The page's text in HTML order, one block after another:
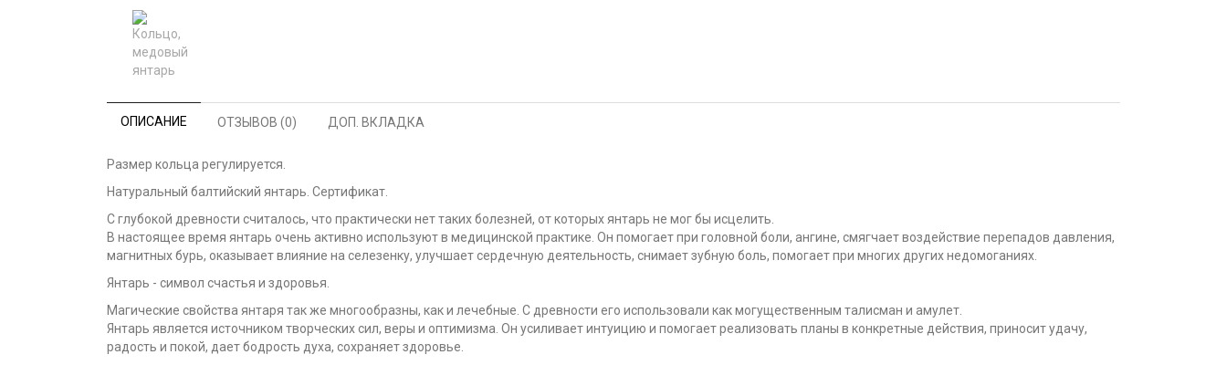
ОПИСАНИЕ ОТЗЫВОВ (0) ДОП. ВКЛАДКА
Размер кольца регулируется.
Натуральный балтийский янтарь. Сертификат.
С глубокой древности считалось, что практически нет таких болезней, от которых янтарь не мог бы исцелить.
В настоящее время янтарь очень активно используют в медицинской практике. Он помогает при головной боли, ангине, смягчает воздействие перепадов давления,
магнитных бурь, оказывает влияние на селезенку, улучшает сердечную деятельность, снимает зубную боль, помогает при многих других недомоганиях.
Янтарь - символ счастья и здоровья.
Магические свойства янтаря так же многообразны, как и лечебные. С древности его использовали как могущественным талисман и амулет.
Янтарь является источником творческих сил, веры и оптимизма. Он усиливает интуицию и помогает реализовать планы в конкретные действия, приносит удачу,
радость и покой, дает бодрость духа, сохраняет здоровье.